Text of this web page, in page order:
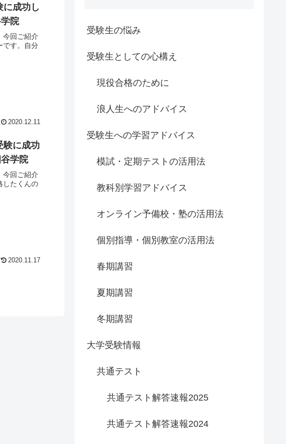
に成功し
院
今回ご紹介
です。自分
2020.12.11
験に成功
学院
今回ご紹介
したくんの
2020.11.17
受験生の悩み
受験生としての心構え
現役合格のために
浪人生へのアドバイス
受験生への学習アドバイス
模試・定期テストの活用法
教科別学習アドバイス
オンライン予備校・塾の活用法
個別指導・個別教室の活用法
春期講習
夏期講習
冬期講習
大学受験情報
共通テスト
共通テスト解答速報2025
共通テスト解答速報2024